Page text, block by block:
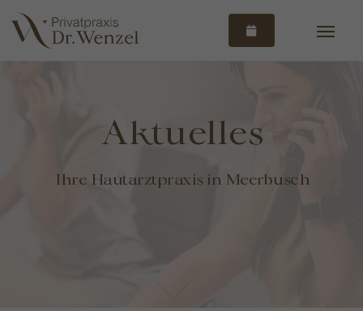
Aktuelles
Ihre Hautarztpraxis in Meerbusch